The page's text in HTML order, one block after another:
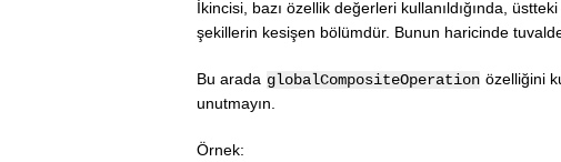
İkincisi, bazı özellik değerleri kullanıldığında, üstteki
şekillerin kesişen bölümdür. Bunun haricinde
Bu arada globalCompositeOperation özelliğini
unutmayın.
Örnek: